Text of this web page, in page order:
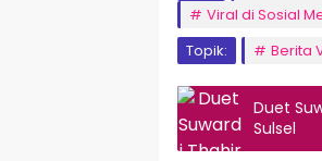
Viral di Sosial
Topik:
Berita
Duet
Sulsel